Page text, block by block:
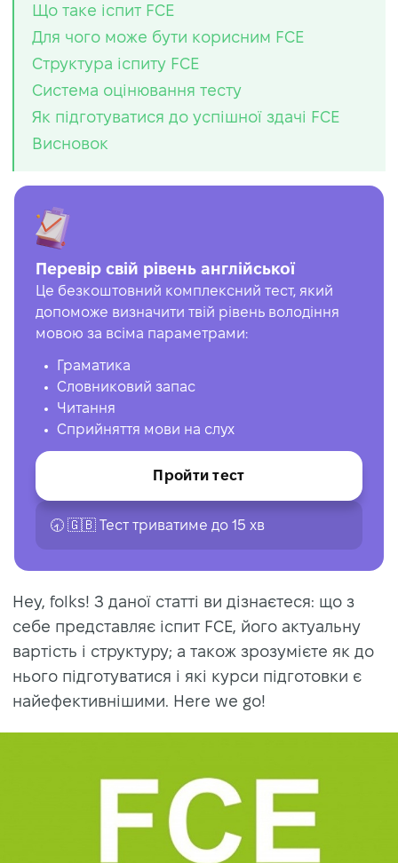
Що таке іспит FCE
Для чого може бути корисним FCE
Структура іспиту FCE
Система оцінювання тесту
Як підготуватися до успішної здачі FCE
Висновок
Перевір свій рівень англійської
Це безкоштовний комплексний тест, який
допоможе визначити твій рівень володіння
мовою за всіма параметрами:
Граматика
Словниковий запас
Читання
Сприйняття мови на слух
Пройти тест
🕣 🇬🇧 Тест триватиме до 15 хв
Hey, folks! З даної статті ви дізнаєтеся: що з
себе представляє іспит FCE, його актуальну
вартість і структуру; а також зрозумієте як до
нього підготуватися і які курси підготовки є
найефективнішими. Here we go!